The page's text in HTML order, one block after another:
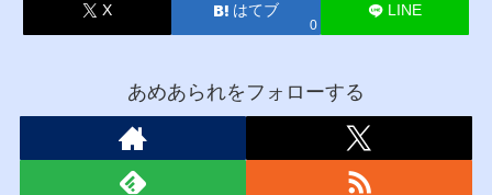
X はてブ
0
LINE
あめあられをフォローする